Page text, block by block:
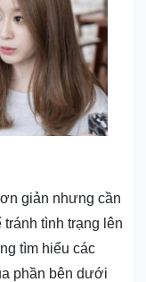
giản nhưng cần
tình trạng lên
tìm hiểu các
phần bên dưới